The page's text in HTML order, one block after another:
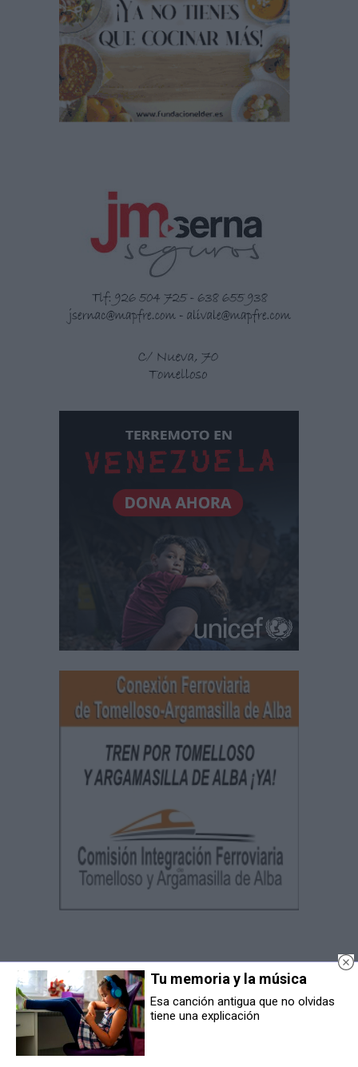
Cuadernos
Manchegos
Más de 45 Años nos avalan
Tu memoria y la música
Esa canción antigua que no olvidas
tiene una explicación